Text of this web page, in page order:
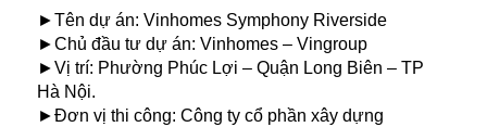
►Tên dự án: Vinhomes Symphony Riverside
►Chủ đầu tư dự án: Vinhomes – Vingroup
►Vị trí: Phường Phúc Lợi – Quận Long Biên – TP
Hà Nội.
►Đơn vị thi công: Công ty cổ phần xây dựng